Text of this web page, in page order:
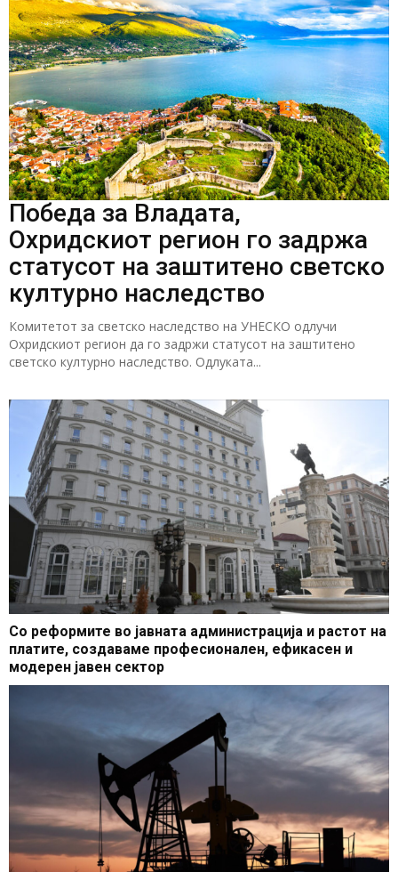
Победа за Владата,
Охридскиот регион го задржа
статусот на заштитено светско
културно наследство
Комитетот за светско наследство на УНЕСКО одлучи
Охридскиот регион да го задржи статусот на заштитено
светско културно наследство. Одлуката...
Со реформите во јавната администрација и растот на
платите, создаваме професионален, ефикасен и
модерен јавен сектор